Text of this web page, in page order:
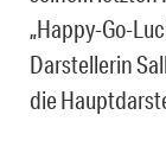
„Happy-Go-
Darstellerin
die